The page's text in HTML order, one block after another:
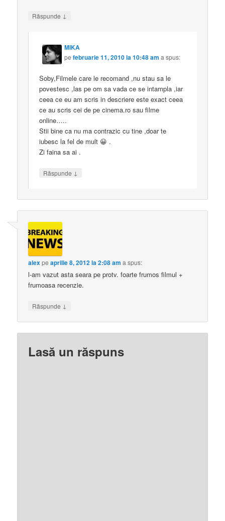
Răspunde ↓
MIKA
pefebruarie 11, 2010 la 10:48 am a spus:
Soby,Filmele care le recomand ,nu stau sa le
povestesc ,las pe om sa vada ce se intampla ,iar
ceea ce eu am scris in descriere este exact ceea
ce au scris cei de pe cinema.ro sau filme
online…..
Stii bine ca nu ma contrazic cu tine ,doar te
iubesc la fel de mult 😀 .
Zi faina sa ai .
Răspunde ↓
alexpeaprilie 8, 2012 la 2:08 am a spus:
l-am vazut asta seara pe protv. foarte frumos filmul +
frumoasa recenzie.
Răspunde ↓
Lasă un răspuns